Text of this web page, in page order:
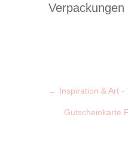
Verpackungen
← Inspiration & Art -
Gutscheinkarte